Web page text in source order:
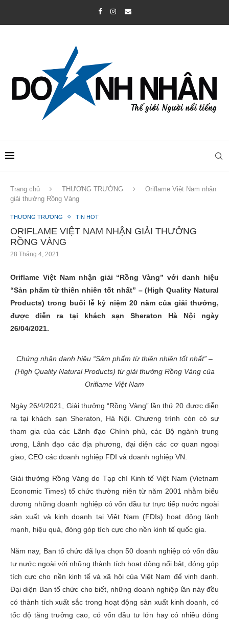
Trang chủ THƯƠNG TRƯỜNG
Oriflame Việt Nam nhận
giải thưởng Rồng Vàng
THƯƠNG TRƯỜNG TIN HOT
ORIFLAME VIỆT NAM NHẬN GIẢI THƯỞNG
RỒNG VÀNG
28 Tháng 4, 2021
Oriflame Việt Nam nhận giải “Rồng Vàng” với danh hiệu
“Sản phẩm từ thiên nhiên tốt nhất” – (High Quality Natural
Products) trong buổi lễ kỷ niệm 20 năm của giải thưởng,
được diễn ra tại khách sạn Sheraton Hà Nội ngày
26/04/2021.
Chứng nhận danh hiệu “Sảm phẩm từ thiên nhiên tốt nhất” –
(High Quality Natural Products) từ giải thưởng Rồng Vàng của
Oriflame Việt Nam
Ngày 26/4/2021, Giải thưởng “Rồng Vàng” lần thứ 20 được diễn
ra tại khách sạn Sheraton, Hà Nội. Chương trình còn có sự
tham gia của các Lãnh đạo Chính phủ, các Bộ ngành trung
ương, Lãnh đạo các địa phương, đại diện các cơ quan ngoại
giao, CEO các doanh nghiệp FDI và doanh nghiệp VN.
Giải thưởng Rồng Vàng do Tạp chí Kinh tế Việt Nam (Vietnam
Economic Times) tổ chức thường niên từ năm 2001 nhằm biểu
dương những doanh nghiệp có vốn đầu tư trực tiếp nước ngoài
sản xuất và kinh doanh tại Việt Nam (FDIs) hoạt động lành
mạnh, hiệu quả, đóng góp tích cực cho nền kinh tế quốc gia.
Năm nay, Ban tổ chức đã lựa chọn 50 doanh nghiệp có vốn đầu
tư nước ngoài với những thành tích hoạt động nổi bật, đóng góp
tích cực cho nền kinh tế và xã hội của Việt Nam để vinh danh.
Đại diện Ban tổ chức cho biết, những doanh nghiệp lần này đều
có thành tích xuất sắc trong hoạt động sản xuất kinh doanh, có
tốc độ tăng trưởng cao, có vốn đầu tư lớn hay có nhiều đóng